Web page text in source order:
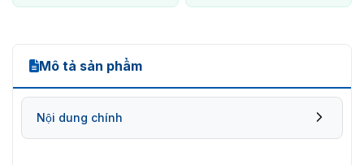
Mô tả sản phẩm
Nội dung chính